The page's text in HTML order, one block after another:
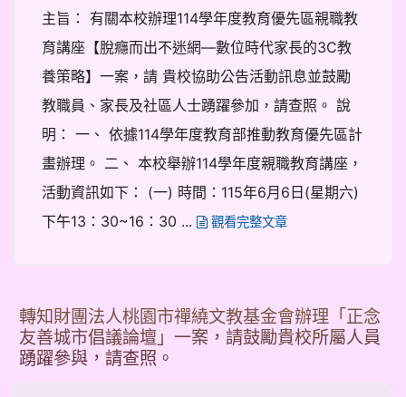
主旨： 有關本校辦理114學年度教育優先區親職教
育講座【脫癮而出不迷網—數位時代家長的3C教
養策略】一案，請 貴校協助公告活動訊息並鼓勵
教職員、家長及社區人士踴躍參加，請查照。 說
明： 一、 依據114學年度教育部推動教育優先區計
畫辦理。 二、 本校舉辦114學年度親職教育講座，
活動資訊如下： (一) 時間：115年6月6日(星期六)
下午13：30~16：30 ...
觀看完整文章
轉知財團法人桃園市禪繞文教基金會辦理「正念
友善城市倡議論壇」一案，請鼓勵貴校所屬人員
踴躍參與，請查照。